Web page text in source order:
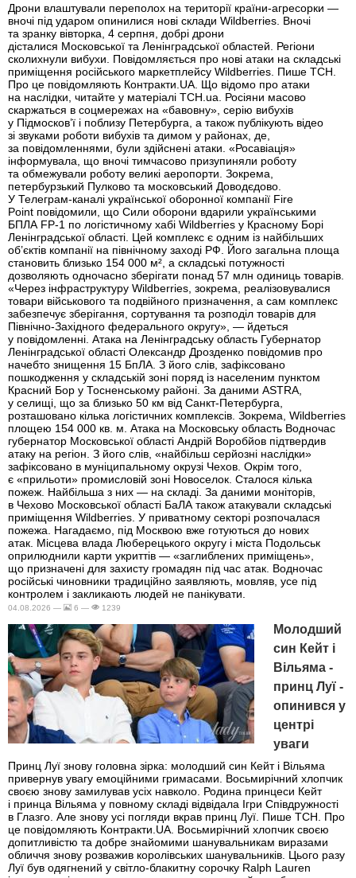
Дрони влаштували переполох на території країни-агресорки —
вночі під ударом опинилися нові склади Wildberries. Вночі
та зранку вівторка, 4 серпня, добрі дрони
дісталися Московської та Ленінградської областей. Регіони
сколихнули вибухи. Повідомляється про нові атаки на складські
приміщення російського маркетплейсу Wildberries. Пише ТСН.
Про це повідомляють Контракти.UA. Що відомо про атаки
на наслідки, читайте у матеріалі ТСН.ua. Росіяни масово
скаржаться в соцмережах на «бавовну», серію вибухів
у Підмосков’ї і поблизу Петербурга, а також публікують відео
зі звуками роботи вибухів та димом у районах, де,
за повідомленнями, були здійснені атаки. «Росавіація»
інформувала, що вночі тимчасово призупиняли роботу
та обмежували роботу великі аеропорти. Зокрема,
петербурзький Пулково та московський Доводєдово.
У Телеграм-каналі української оборонної компанії Fire
Point повідомили, що Сили оборони вдарили українськими
БПЛА FP-1 по логістичному хабі Wildberries у Красному Борі
Ленінградської області. Цей комплекс є одним із найбільших
об’єктів компанії на північному заході РФ. Його загальна площа
становить близько 154 000 м², а складські потужності
дозволяють одночасно зберігати понад 57 млн одиниць товарів.
«Через інфраструктуру Wildberries, зокрема, реалізовувалися
товари військового та подвійного призначення, а сам комплекс
забезпечує зберігання, сортування та розподіл товарів для
Північно-Західного федерального округу», — йдеться
у повідомленні. Атака на Ленінградську область Губернатор
Ленінградської області Олександр Дрозденко повідомив про
начебто знищення 15 БпЛА. З його слів, зафіксовано
пошкодження у складській зоні поряд із населеним пунктом
Красний Бор у Тосненському районі. За даними ASTRA,
у селищі, що за близько 50 км від Санкт-Петербурга,
розташовано кілька логістичних комплексів. Зокрема, Wildberries
площею 154 000 кв. м. Атака на Московську область Водночас
губернатор Московської області Андрій Воробйов підтвердив
атаку на регіон. З його слів, «найбільш серйозні наслідки»
зафіксовано в муніципальному окрузі Чехов. Окрім того,
є «прильоти» промисловій зоні Новоселок. Сталося кілька
пожеж. Найбільша з них — на складі. За даними моніторів,
в Чехово Московської області БаЛА також атакували складські
приміщення Wildberries. У приватному секторі розпочалася
пожежа. Нагадаємо, під Москвою вже готуються до нових
атак. Місцева влада Люберецького округу і міста Подольськ
оприлюднили карти укриттів — «заглиблених приміщень»,
що призначені для захисту громадян під час атак. Водночас
російські чиновники традиційно заявляють, мовляв, усе під
контролем і закликають людей не панікувати.
04.08.2026 — 6 — 1239
Молодший
син Кейт і
Вільяма -
принц Луї -
опинився у
центрі
уваги
Принц Луї знову головна зірка: молодший син Кейт і Вільяма
привернув увагу емоційними гримасами. Восьмирічний хлопчик
своєю знову замилував усіх навколо. Родина принцеси Кейт
і принца Вільяма у повному складі відвідала Ігри Співдружності
в Глазго. Але знову усі погляди вкрав принц Луї. Пише ТСН. Про
це повідомляють Контракти.UA. Восьмирічний хлопчик своєю
допитливістю та добре знайомими шанувальникам виразами
обличчя знову розважив королівських шанувальників. Цього разу
Луї був одягнений у світло-блакитну сорочку Ralph Lauren